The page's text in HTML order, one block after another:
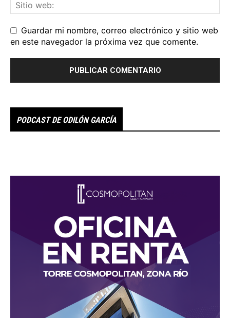
Guardar mi nombre, correo electrónico y sitio web
en este navegador la próxima vez que comente.
PODCAST DE ODILÓN GARCÍA